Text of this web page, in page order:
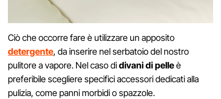
Ciò che occorre fare è utilizzare un apposito
detergente, da inserire nel serbatoio del nostro
pulitore a vapore. Nel caso didivani di pelleè
preferibile scegliere specifici accessori dedicati alla
pulizia, come panni morbidi o spazzole.